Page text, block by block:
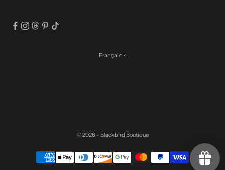
Français
© 2026 - Blackbird Boutique